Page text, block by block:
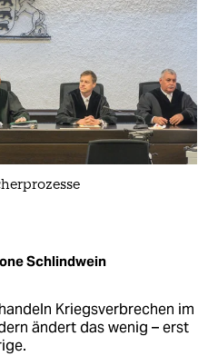
Schlindwein
Kriegsverbrechen im
ändert das wenig – erst